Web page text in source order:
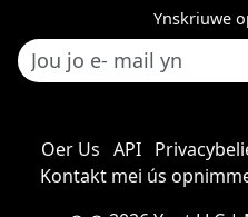
Ynskriuwe
Oer Us API
Kontakt mei ús